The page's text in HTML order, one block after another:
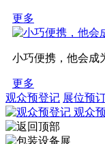
更多
小巧便携，他会成
更多
观众预登记 展位预
观众